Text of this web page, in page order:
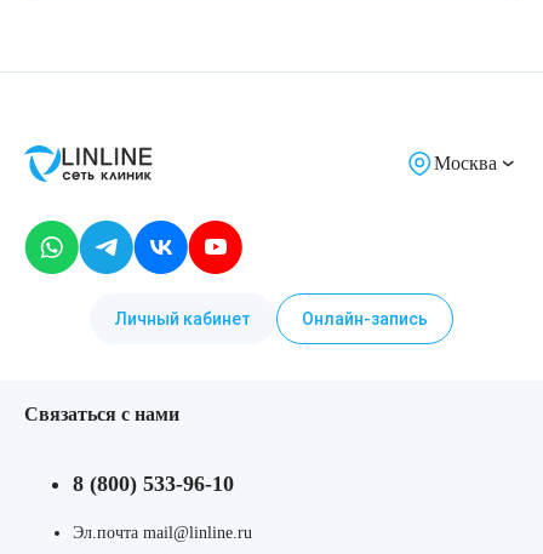
Москва
Личный кабинет Онлайн-запись
Связаться с нами
8 (800) 533-96-10
Эл.почта mail@linline.ru